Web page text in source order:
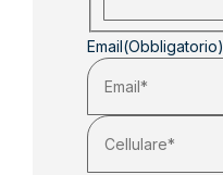
Email(Obbligatorio)